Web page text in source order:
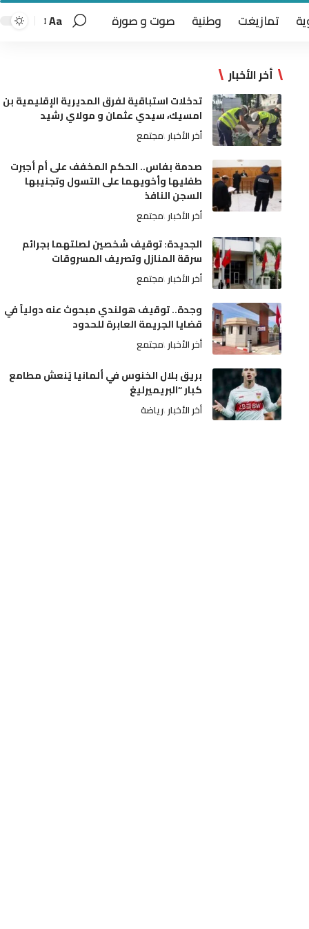
تمازيغت وطنية صوت و صورة Aa
أخر الأخبار
تدخلات استباقية لفرق المديرية الإقليمية بن
امسيك، سيدي عثمان و مولاي رشيد
أخر الأخبار مجتمع
صدمة بفاس.. الحكم المخفف على أم أجبرت
طفليها وأخويهما على التسول وتجنيبها
السجن النافذ
أخر الأخبار مجتمع
الجديدة: توقيف شخصين لصلتهما بجرائم
سرقة المنازل وتصريف المسروقات
أخر الأخبار مجتمع
وجدة.. توقيف هولندي مبحوث عنه دولياً في
قضايا الجريمة العابرة للحدود
أخر الأخبار مجتمع
بريق بلال الخنوس في ألمانيا يُنعش مطامع
كبار “البريميرليغ
أخر الأخبار رياضة